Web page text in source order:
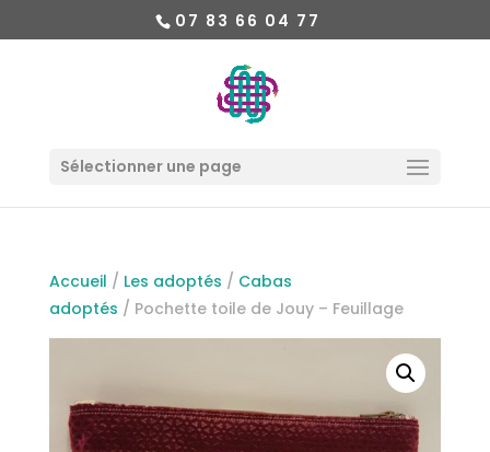
07 83 66 04 77
Sélectionner une page
Accueil / Les adoptés / Cabas
adoptés / Pochette toile de Jouy – Feuillage